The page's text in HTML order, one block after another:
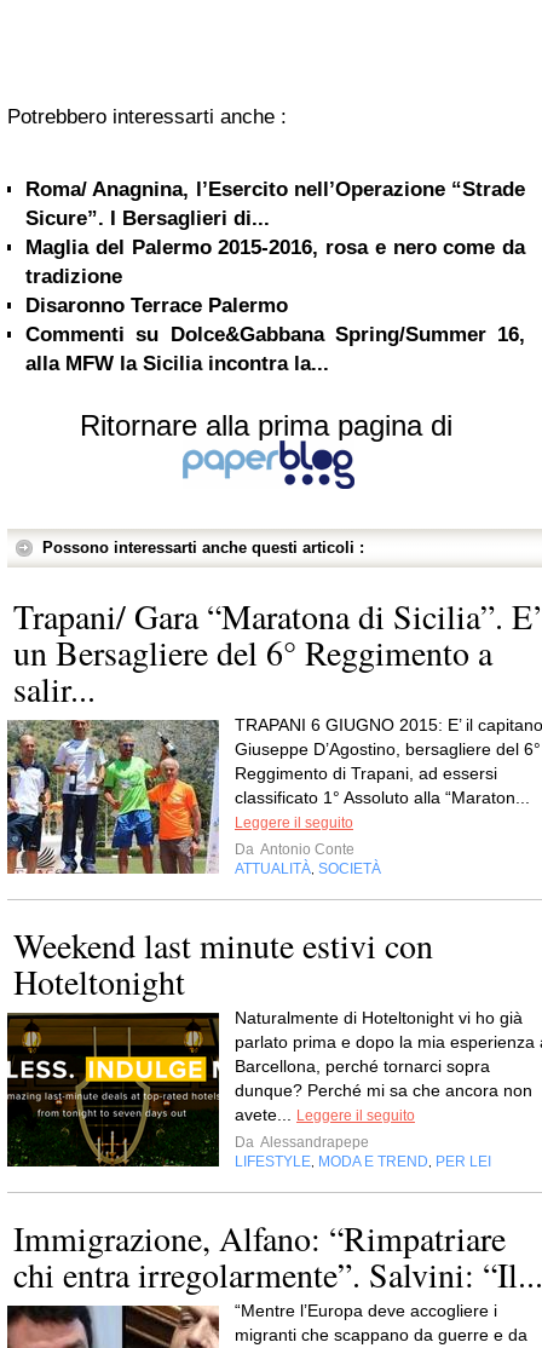
Potrebbero interessarti anche :
Roma/ Anagnina, l’Esercito nell’Operazione “Strade
Sicure”. I Bersaglieri di...
Maglia del Palermo 2015-2016, rosa e nero come da
tradizione
Disaronno Terrace Palermo
Commenti su Dolce&Gabbana Spring/Summer 16,
alla MFW la Sicilia incontra la...
Ritornare alla prima pagina di
Possono interessarti anche questi articoli :
Trapani/ Gara “Maratona di Sicilia”. E’
un Bersagliere del 6° Reggimento a
salir...
TRAPANI 6 GIUGNO 2015: E’ il capitano
Giuseppe D’Agostino, bersagliere del 6°
Reggimento di Trapani, ad essersi
classificato 1° Assoluto alla “Maraton...
Leggere il seguito
Da Antonio Conte
ATTUALITÀ SOCIETÀ
Weekend last minute estivi con
Hoteltonight
Naturalmente di Hoteltonight vi ho già
parlato prima e dopo la mia esperienza
Barcellona, perché tornarci sopra
dunque? Perché mi sa che ancora non
avete...
Leggere il seguito
Da Alessandrapepe
LIFESTYLE MODA E TREND PER LEI
Immigrazione, Alfano: “Rimpatriare
chi entra irregolarmente”. Salvini: “Il...
“Mentre l’Europa deve accogliere i
migranti che scappano da guerre e da